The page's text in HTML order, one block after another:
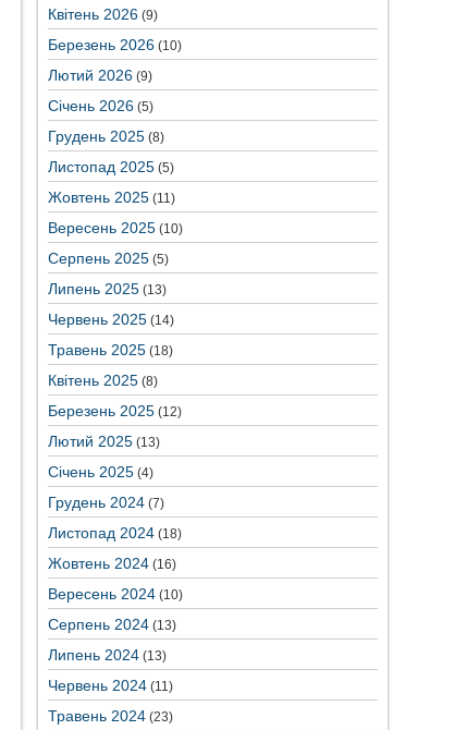
Квітень 2026(9)
Березень 2026(10)
Лютий 2026(9)
Січень 2026(5)
Грудень 2025(8)
Листопад 2025(5)
Жовтень 2025(11)
Вересень 2025(10)
Серпень 2025(5)
Липень 2025(13)
Червень 2025(14)
Травень 2025(18)
Квітень 2025(8)
Березень 2025(12)
Лютий 2025(13)
Січень 2025(4)
Грудень 2024(7)
Листопад 2024(18)
Жовтень 2024(16)
Вересень 2024(10)
Серпень 2024(13)
Липень 2024(13)
Червень 2024(11)
Травень 2024(23)